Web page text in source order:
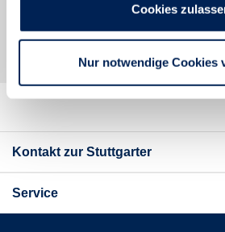
Cookies
Nur notwendige Cookies
Kontakt zur Stuttgarter
Service